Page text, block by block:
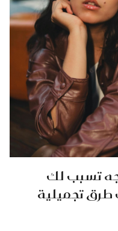
تسبب لك
طرق تجميلية